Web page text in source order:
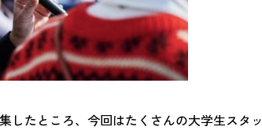
したところ、今回はたくさんの大学生スタッ